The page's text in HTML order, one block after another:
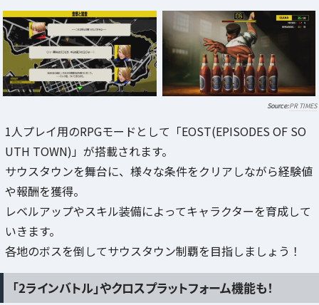
PR TIMES
1人プレイ用のRPGモードとして「EOST(EPISODES OF SO
UTH TOWN)」が搭載されます。
サウスタウンを舞台に、様々な条件をクリアしながら経験値
や報酬を獲得。
レベルアップやスキル装備によってキャラクターを育成して
いきます。
各地のボスを倒してサウスタウン制覇を目指しましょう！
「2ラインバトル」やクロスプラットフォーム機能も！